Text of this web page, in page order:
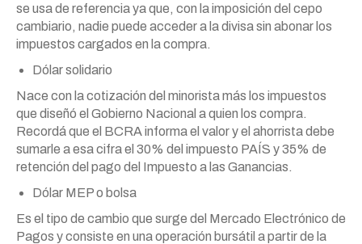
se usa de referencia ya que, con la imposición del cepo
cambiario, nadie puede acceder a la divisa sin abonar los
impuestos cargados en la compra.
Dólar solidario
Nace con la cotización del minorista más los impuestos
que diseñó el Gobierno Nacional a quien los compra.
Recordá que el BCRA informa el valor y el ahorrista debe
sumarle a esa cifra el 30% del impuesto PAÍS y 35% de
retención del pago del Impuesto a las Ganancias.
Dólar MEP o bolsa
Es el tipo de cambio que surge del Mercado Electrónico de
Pagos y consiste en una operación bursátil a partir de la